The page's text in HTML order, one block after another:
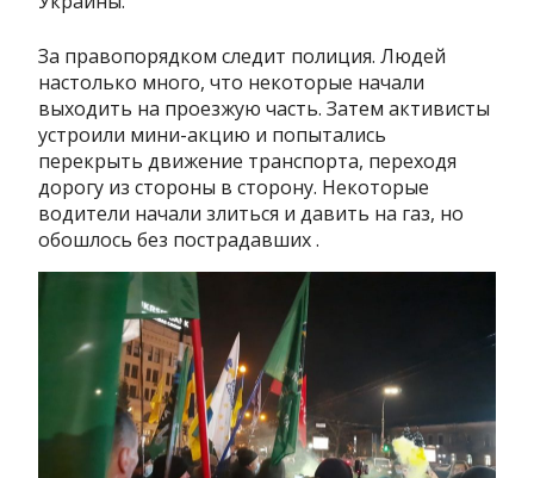
За правопорядком следит полиция. Людей
настолько много, что некоторые начали
выходить на проезжую часть. Затем активисты
устроили мини-акцию и попытались
перекрыть движение транспорта, переходя
дорогу из стороны в сторону. Некоторые
водители начали злиться и давить на газ, но
обошлось без пострадавших .